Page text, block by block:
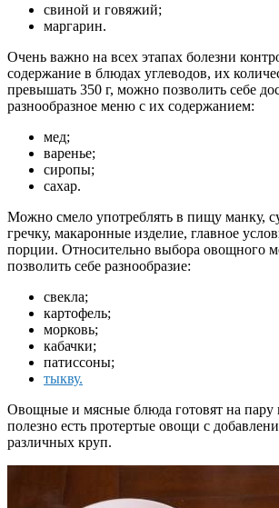
свиной и говяжий;
маргарин.
Очень важно на всех этапах болезни
содержание в блюдах углеводов, их
превышать 350 г, можно позволить себе
разнообразное меню с их содержанием:
мед;
варенье;
сиропы;
сахар.
Можно смело употреблять в пищу манку,
гречку, макаронные изделие, главное
порции. Относительно выбора овощного
позволить себе разнообразие:
свекла;
картофель;
морковь;
кабачки;
патиссоны;
тыкву.
Овощные и мясные блюда готовят на пару
полезно есть протертые овощи с
различных круп.